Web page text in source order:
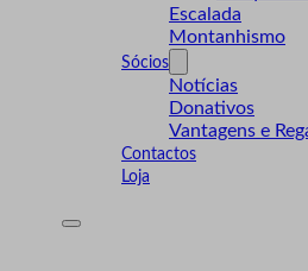
Escalada
Montanhismo
Sócios
Notícias
Donativos
Vantagens e
Contactos
Loja